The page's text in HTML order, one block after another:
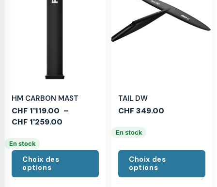
HM CARBON MAST
CHF 1'119.00 –
CHF 1'259.00
En stock
Choix des
options
TAIL DW
CHF349.00
En stock
Choix des
options